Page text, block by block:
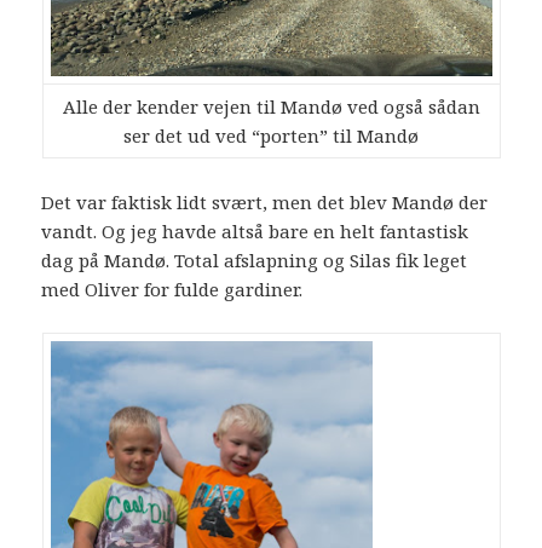
Alle der kender vejen til Mandø ved også sådan
ser det ud ved “porten” til Mandø
Det var faktisk lidt svært, men det blev Mandø der
vandt. Og jeg havde altså bare en helt fantastisk
dag på Mandø. Total afslapning og Silas fik leget
med Oliver for fulde gardiner.